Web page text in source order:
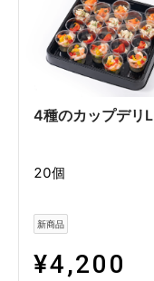
4種のカップデリL
20個
新商品
¥4,200